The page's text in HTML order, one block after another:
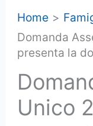
Home
Domanda
presenta la
Unico